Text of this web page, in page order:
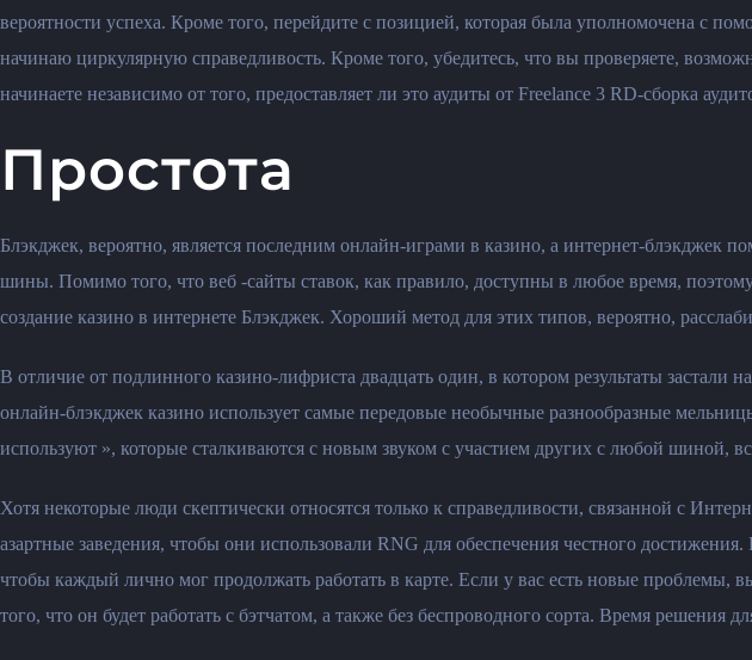
вероятности успеха. Кроме того, перейдите с позицией, которая была уполномочена с
начинаю циркулярную справедливость. Кроме того, убедитесь, что вы проверяете,
начинаете независимо от того, предоставляет ли это аудиты от Freelance 3 RD-сборка
Простота
Блэкджек, вероятно, является последним онлайн-играми в казино, а интернет-блэкджек
шины. Помимо того, что веб -сайты ставок, как правило, доступны в любое время,
создание казино в интернете Блэкджек. Хороший метод для этих типов, вероятно,
В отличие от подлинного казино-лифриста двадцать один, в котором результаты
онлайн-блэкджек казино использует самые передовые необычные разнообразные
используют », которые сталкиваются с новым звуком с участием других с любой шиной,
Хотя некоторые люди скептически относятся только к справедливости, связанной с
азартные заведения, чтобы они использовали RNG для обеспечения честного
чтобы каждый лично мог продолжать работать в карте. Если у вас есть новые проблемы,
того, что он будет работать с бэтчатом, а также без беспроводного сорта. Время